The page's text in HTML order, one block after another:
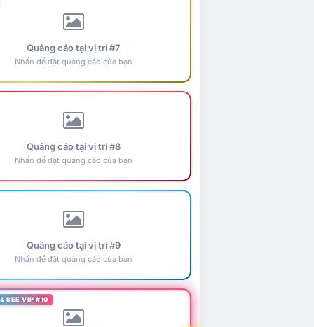
Quảng cáo tại vị trí #7
Nhấn để đặt quảng cáo của bạn
Quảng cáo tại vị trí #8
Nhấn để đặt quảng cáo của bạn
Quảng cáo tại vị trí #9
Nhấn để đặt quảng cáo của bạn
BEE VIP #10